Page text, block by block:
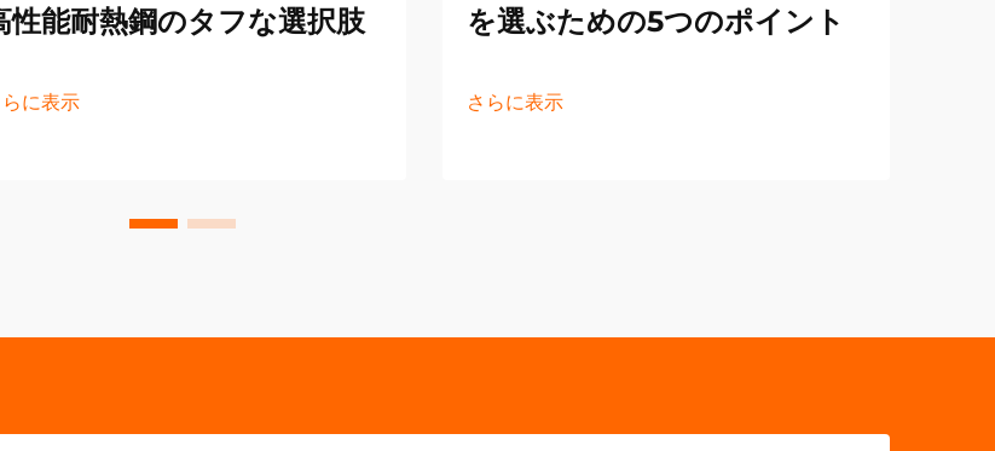
性能耐熱鋼のタフな選択肢
らに表示
を選ぶための5つのポイント
さらに表示